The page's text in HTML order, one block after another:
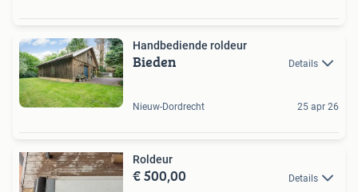
Handbediende roldeur
Bieden Details
Nieuw-Dordrecht 25 apr 26
Roldeur
€ 500,00 Details